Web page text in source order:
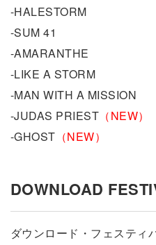
-HALESTORM
-SUM 41
-AMARANTHE
-LIKE A STORM
-MAN WITH A MISSION
-JUDAS PRIEST （NEW）
-GHOST （NEW）
DOWNLOAD
ダウンロード・フェスティ